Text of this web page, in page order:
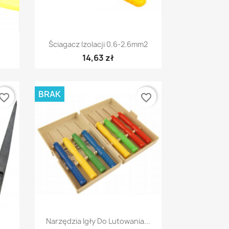
Szybki podgląd
Ściagacz Izolacji 0.6-2.6mm2
14,63 zł
Szybki podgląd
Narzędzia Igły Do Lutowania...
BRAK favorite_border